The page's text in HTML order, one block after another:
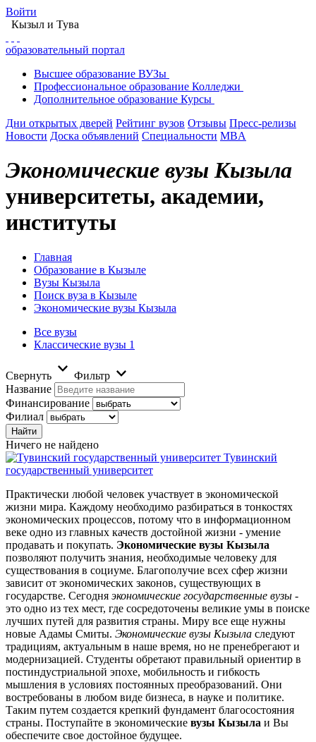
Войти
Кызыл и Тува
образовательный портал
Высшее образование ВУЗы
Профессиональное образование Колледжи
Дополнительное образование Курсы
Дни открытых дверей Рейтинг вузов Отзывы Пресс-релизы
Новости Доска объявлений Специальности MBA
Экономические вузы Кызыла
университеты, академии,
институты
Главная
Образование в Кызыле
Вузы Кызыла
Поиск вуза в Кызыле
Экономические вузы Кызыла
Все вузы
Классические вузы 1
Свернуть
Фильтр
Название
Финансирование
Филиал
Ничего не найдено
Тувинский
государственный университет
Практически любой человек участвует в экономической
жизни мира. Каждому необходимо разбираться в тонкостях
экономических процессов, потому что в информационном
веке одно из главных качеств достойной жизни - умение
продавать и покупать. Экономические вузы Кызыла
позволяют получить знания, необходимые человеку для
существования в социуме. Благополучие всех сфер жизни
зависит от экономических законов, существующих в
государстве. Сегодня экономические государственные вузы -
это одно из тех мест, где сосредоточены великие умы в поиске
лучших путей для развития страны. Миру все еще нужны
новые Адамы Смиты. Экономические вузы Кызыла следуют
традициям, актуальным в наше время, но не пренебрегают и
модернизацией. Студенты обретают правильный ориентир в
постиндустриальной эпохе, мобильность и гибкость
мышления в условиях постоянных преобразований. Они
востребованы в любом виде бизнеса, в науке и политике.
Таким путем создается крепкий фундамент благосостояния
страны. Поступайте в экономические вузы Кызыла и Вы
обеспечите свое достойное будущее.